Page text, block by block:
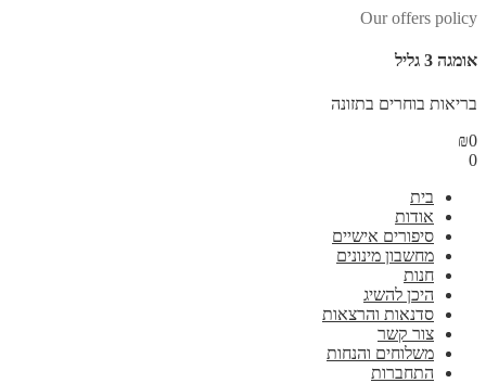
Our offers policy
אומגה 3 גליל
בריאות בוחרים בתזונה
₪0
0
בית
אודות
סיפורים אישיים
מחשבון מינונים
חנות
היכן להשיג
סדנאות והרצאות
צור קשר
משלוחים והנחות
התחברות